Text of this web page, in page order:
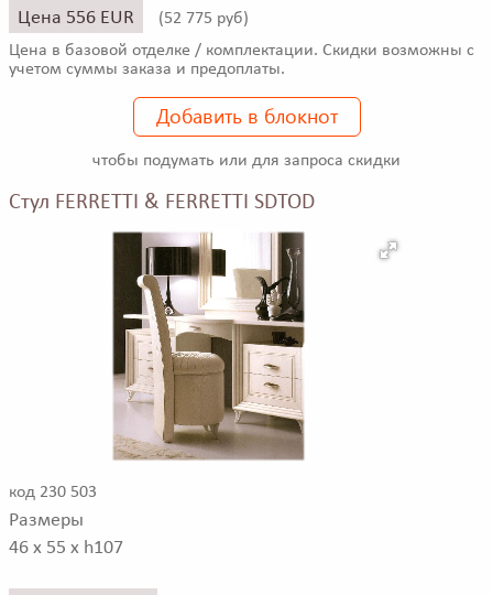
Цена 556 EUR (52 775 руб)
Цена в базовой отделке / комплектации. Скидки возможны с
учетом суммы заказа и предоплаты.
Добавить в блокнот
чтобы подумать или для запроса скидки
Стул FERRETTI & FERRETTI SDTOD
код 230 503
Размеры
46 x 55 x h107